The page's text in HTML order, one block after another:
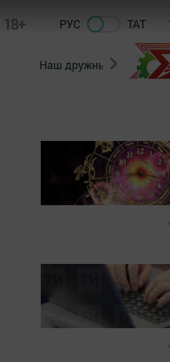
18+ РУС ТАТ
Наш дружный коллектив